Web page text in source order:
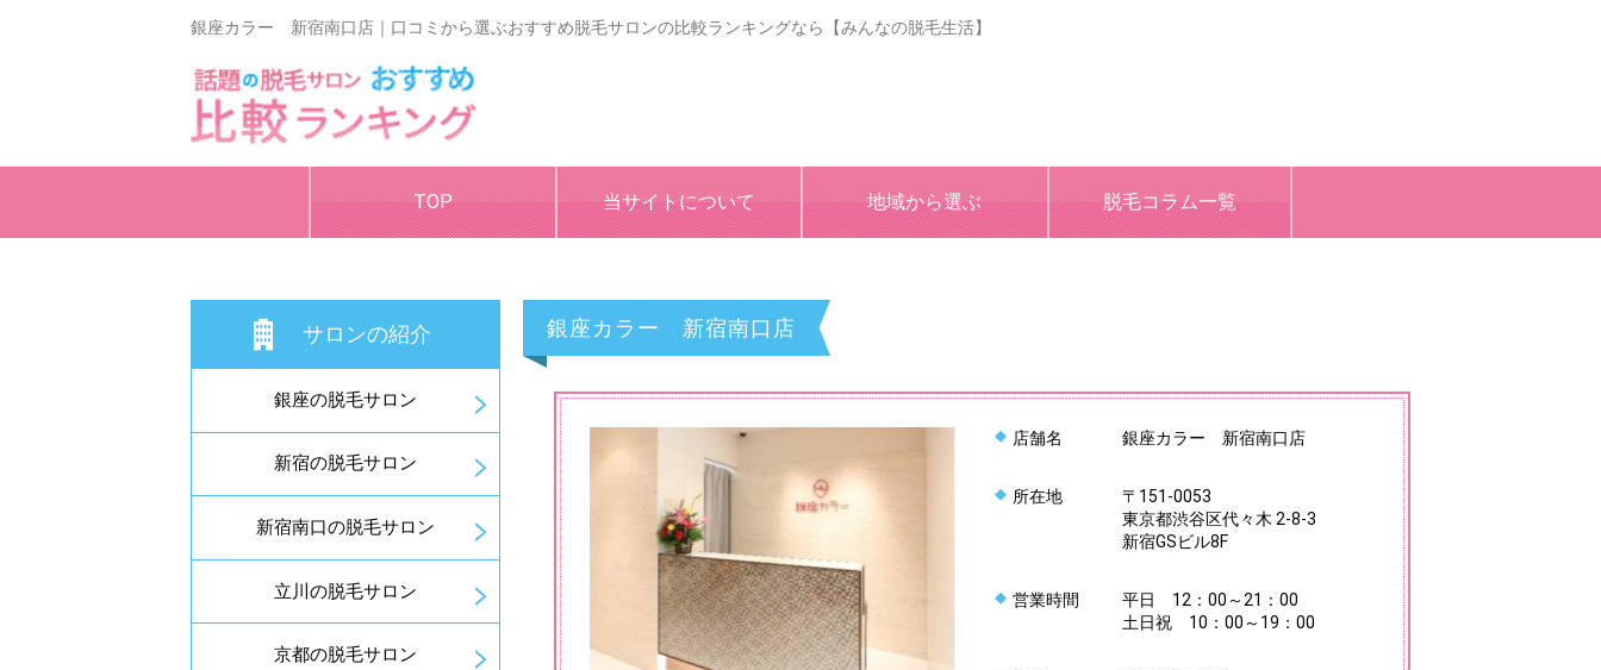
銀座カラー 新宿南口店｜口コミから選ぶおすすめ脱毛サロンの比較ランキングなら【みんなの脱毛生活】
TOP 当サイトについて 地域から選ぶ 脱毛コラム一覧
銀座カラー 新宿南口店
店舗名 銀座カラー 新宿南口店
所在地
〒151-0053
東京都渋谷区代々木 2-8-3
新宿GSビル8F
営業時間
平日 12：00～21：00
土日祝 10：00～19：00
サロンの紹介
銀座の脱毛サロン
新宿の脱毛サロン
新宿南口の脱毛サロン
立川の脱毛サロン
京都の脱毛サロン